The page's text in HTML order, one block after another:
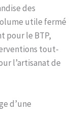
des
utile fermé
pour le BTP,
tout-
l’artisanat de
d’une